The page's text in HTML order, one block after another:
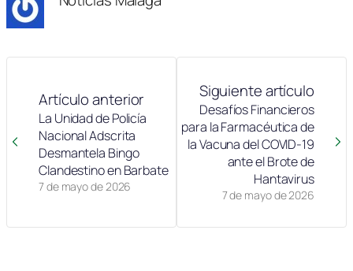
Artículo anterior
7 de mayo de 2026
La Unidad de Policía
Nacional Adscrita
Desmantela Bingo
Clandestino en Barbate
Siguiente artículo
7 de mayo de 2026
Desafíos Financieros
para la Farmacéutica de
la Vacuna del COVID-19
ante el Brote de
Hantavirus